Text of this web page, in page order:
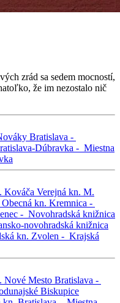
zrád sa sedem mocností,
že im nezostalo nič
Bratislava -
Dúbravka - Miestna
Kováča Verejná kn. M.
Obecná kn. Kremnica -
- Novohradská knižnica
novohradská knižnica
kn. Zvolen - Krajská
Nové Mesto Bratislava -
Biskupice